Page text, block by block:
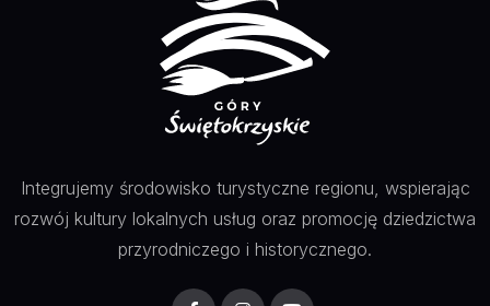
Integrujemy środowisko turystyczne regionu, wspierając
rozwój kultury lokalnych usług oraz promocję dziedzictwa
przyrodniczego i historycznego.